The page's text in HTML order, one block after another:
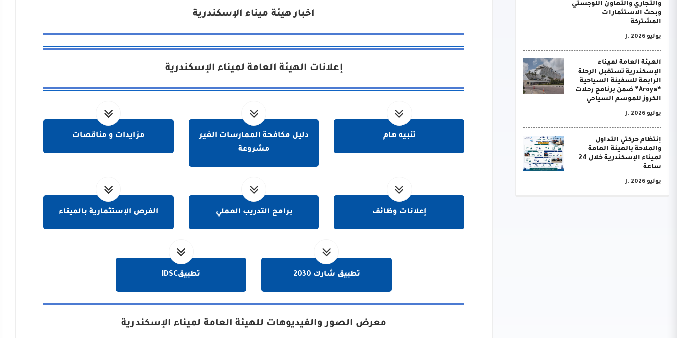
والتجاري والتعاون اللوجستي
وبحث الاستثمارات
المشتركة
يوليو J, 2026
الهيئة العامة لميناء
الإسكندرية تستقبل الرحلة
الرابعة للسفينة السياحية
“Aroya” ضمن برنامج رحلات
الكروز للموسم السياحي
يوليو J, 2026
إنتظام حركتي التداول
والملاحة بالهيئة العامة
لميناء الإسكندرية خلال 24
ساعة
يوليو J, 2026
اخبار هيئة ميناء الإسكندرية
إعلانات الهيئة العامة لميناء الإسكندرية
تنبيه هام
دليل مكافحة الممارسات الغير
مشروعة
مزايدات و مناقصات
إعلانات وظائف برامج التدريب العملي الفرص الإستثمارية بالميناء
تطبيق شارك 2030 تطبيقIDSC
معرض الصور والفيديوهات للهيئة العامة لميناء الإسكندرية